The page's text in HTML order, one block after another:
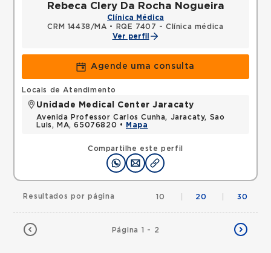
Rebeca Clery Da Rocha Nogueira
Clínica Médica
CRM 14438/MA •
RQE 7407 - Clínica médica
Ver perfil
Agende uma consulta
Compartilhe este perfil
Locais de Atendimento
Unidade Medical Center Jaracaty
Avenida Professor Carlos Cunha, Jaracaty, Sao
Luis, MA, 65076820 •
Mapa
Página 1 - 2
Resultados por página 10 20 30